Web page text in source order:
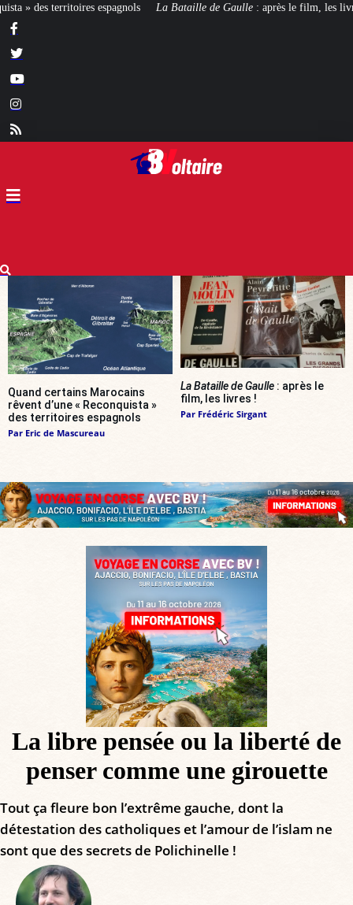
Bataille de Gaulle: après le film, les livres ! [CINÉMA]De la Comédie-
Quand certains Marocains
rêvent d’une « Reconquista »
des territoires espagnols
Par Eric de Mascureau
La Bataille de Gaulle : après le
film, les livres !
Par Frédéric Sirgant
La libre pensée ou la liberté de
penser comme une girouette
Tout ça fleure bon l’extrême gauche, dont la
détestation des catholiques et l’amour de l’islam ne
sont que des secrets de Polichinelle !